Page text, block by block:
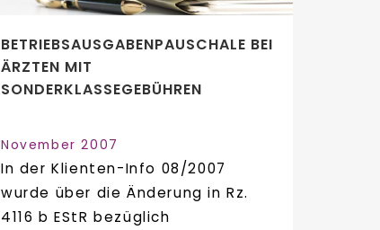
BETRIEBSAUSGABENPAUSCHALE BEI
ÄRZTEN MIT
SONDERKLASSEGEBÜHREN
November 2007
In der Klienten-Info 08/2007
wurde über die Änderung in Rz.
4116 b EStR bezüglich